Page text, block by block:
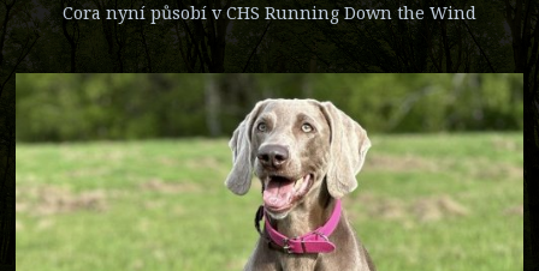
Cora nyní působí v CHS Running Down the Wind